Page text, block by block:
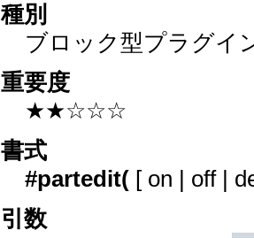
種別
ブロック型プラグイ
重要度
★★☆☆☆
書式
#partedit( [ on | off |
引数